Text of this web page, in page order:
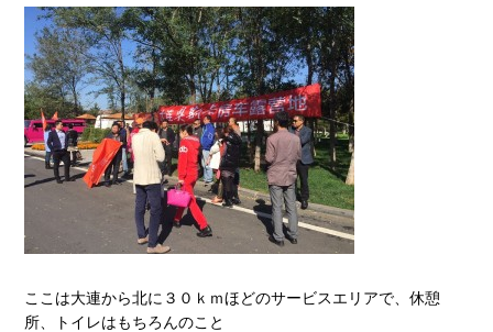
ここは大連から北に３０ｋｍほどのサービスエリアで、休憩
所、トイレはもちろんのこと